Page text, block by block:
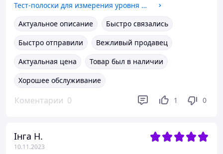
Тест-полоски для измерения уровня мочевой кислоты в крови AccuGence 25 шт
Актуальное описание
Быстро связались
Быстро отправили
Вежливый продавец
Актуальная цена
Товар был в наличии
Хорошее обслуживание
Коментарии 0 1 0
Інга Н.
10.11.2023